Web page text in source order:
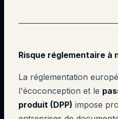
Risque réglementaire à
La réglementation
l'écoconception et le
produit (DPP) impose